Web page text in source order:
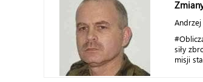
Andrzej
siły
misji